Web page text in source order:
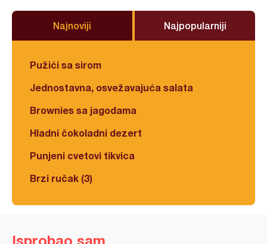
Najnoviji Najpopularniji
Pužići sa sirom
Jednostavna, osvežavajuća salata
Brownies sa jagodama
Hladni čokoladni dezert
Punjeni cvetovi tikvica
Brzi ručak (3)
Isprobao sam